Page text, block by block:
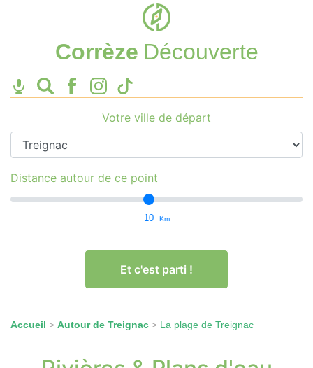
Corrèze Découverte
Votre ville de départ
Distance autour de ce point
10 Km
Et c'est parti !
Accueil > Autour de Treignac > La plage de Treignac